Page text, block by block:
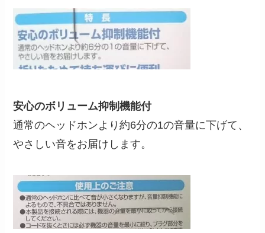
安心のボリューム抑制機能付
通常のヘッドホンより約6分の1の音量に下げて、
やさしい音をお届けします。